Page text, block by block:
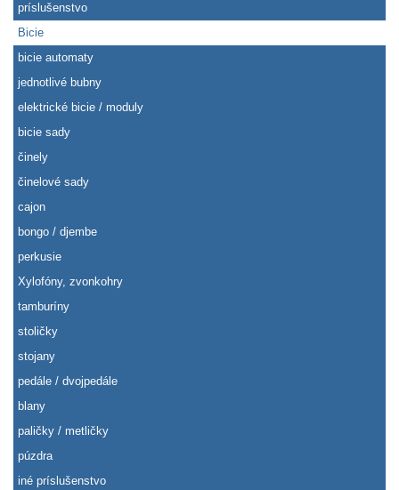
príslušenstvo
Bicie
bicie automaty
jednotlivé bubny
elektrické bicie / moduly
bicie sady
činely
činelové sady
cajon
bongo / djembe
perkusie
Xylofóny, zvonkohry
tamburíny
stoličky
stojany
pedále / dvojpedále
blany
paličky / metličky
púzdra
iné príslušenstvo